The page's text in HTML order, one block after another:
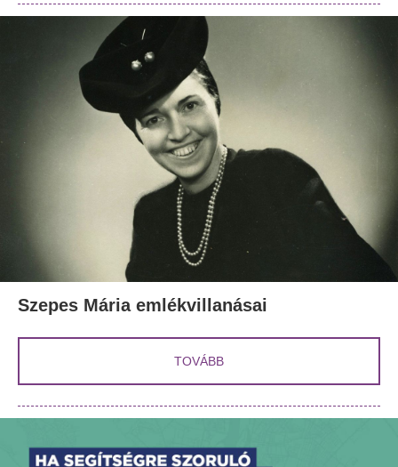
Szepes Mária emlékvillanásai
TOVÁBB